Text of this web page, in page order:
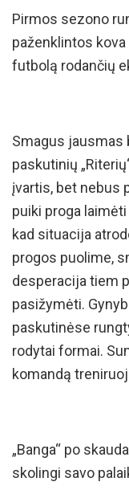
Pirmos sezono
paženklintos
futbolą rodančių
Smagus jausmas
paskutinių
įvartis, bet nebus
puiki proga
kad situacija
progos puolime,
desperacija tiem
pasižymėti.
paskutinėse
rodytai formai.
komandą
„Banga“ po
skolingi savo